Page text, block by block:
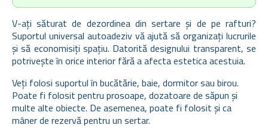
V-ați săturat de dezordinea din sertare și de pe rafturi?
Suportul universal autoadeziv vă ajută să organizați lucrurile
și să economisiți spațiu. Datorită designului transparent, se
potrivește în orice interior fără a afecta estetica acestuia.
Veți folosi suportul în bucătărie, baie, dormitor sau birou.
Poate fi folosit pentru prosoape, dozatoare de săpun și
multe alte obiecte. De asemenea, poate fi folosit și ca
mâner de rezervă pentru un sertar.